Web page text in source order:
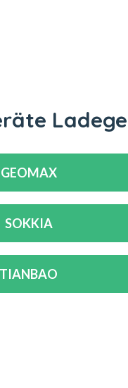
GEOMAX
SOKKIA
TIANBAO